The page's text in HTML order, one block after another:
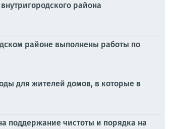
района
районе выполнены работы по
для жителей домов, в которые в
поддержание чистоты и порядка на